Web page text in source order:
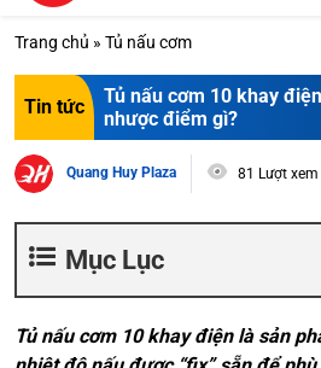
Trang chủ » Tủ nấu cơm
Tin tức
Tủ nấu cơm 10 khay
nhược điểm gì?
Quang Huy Plaza 81 Lượt xem
Mục Lục
Tủ nấu cơm 10 khay điện là sản